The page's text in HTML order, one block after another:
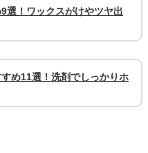
選！ワックスがけやツヤ出
め11選！洗剤でしっかりホ